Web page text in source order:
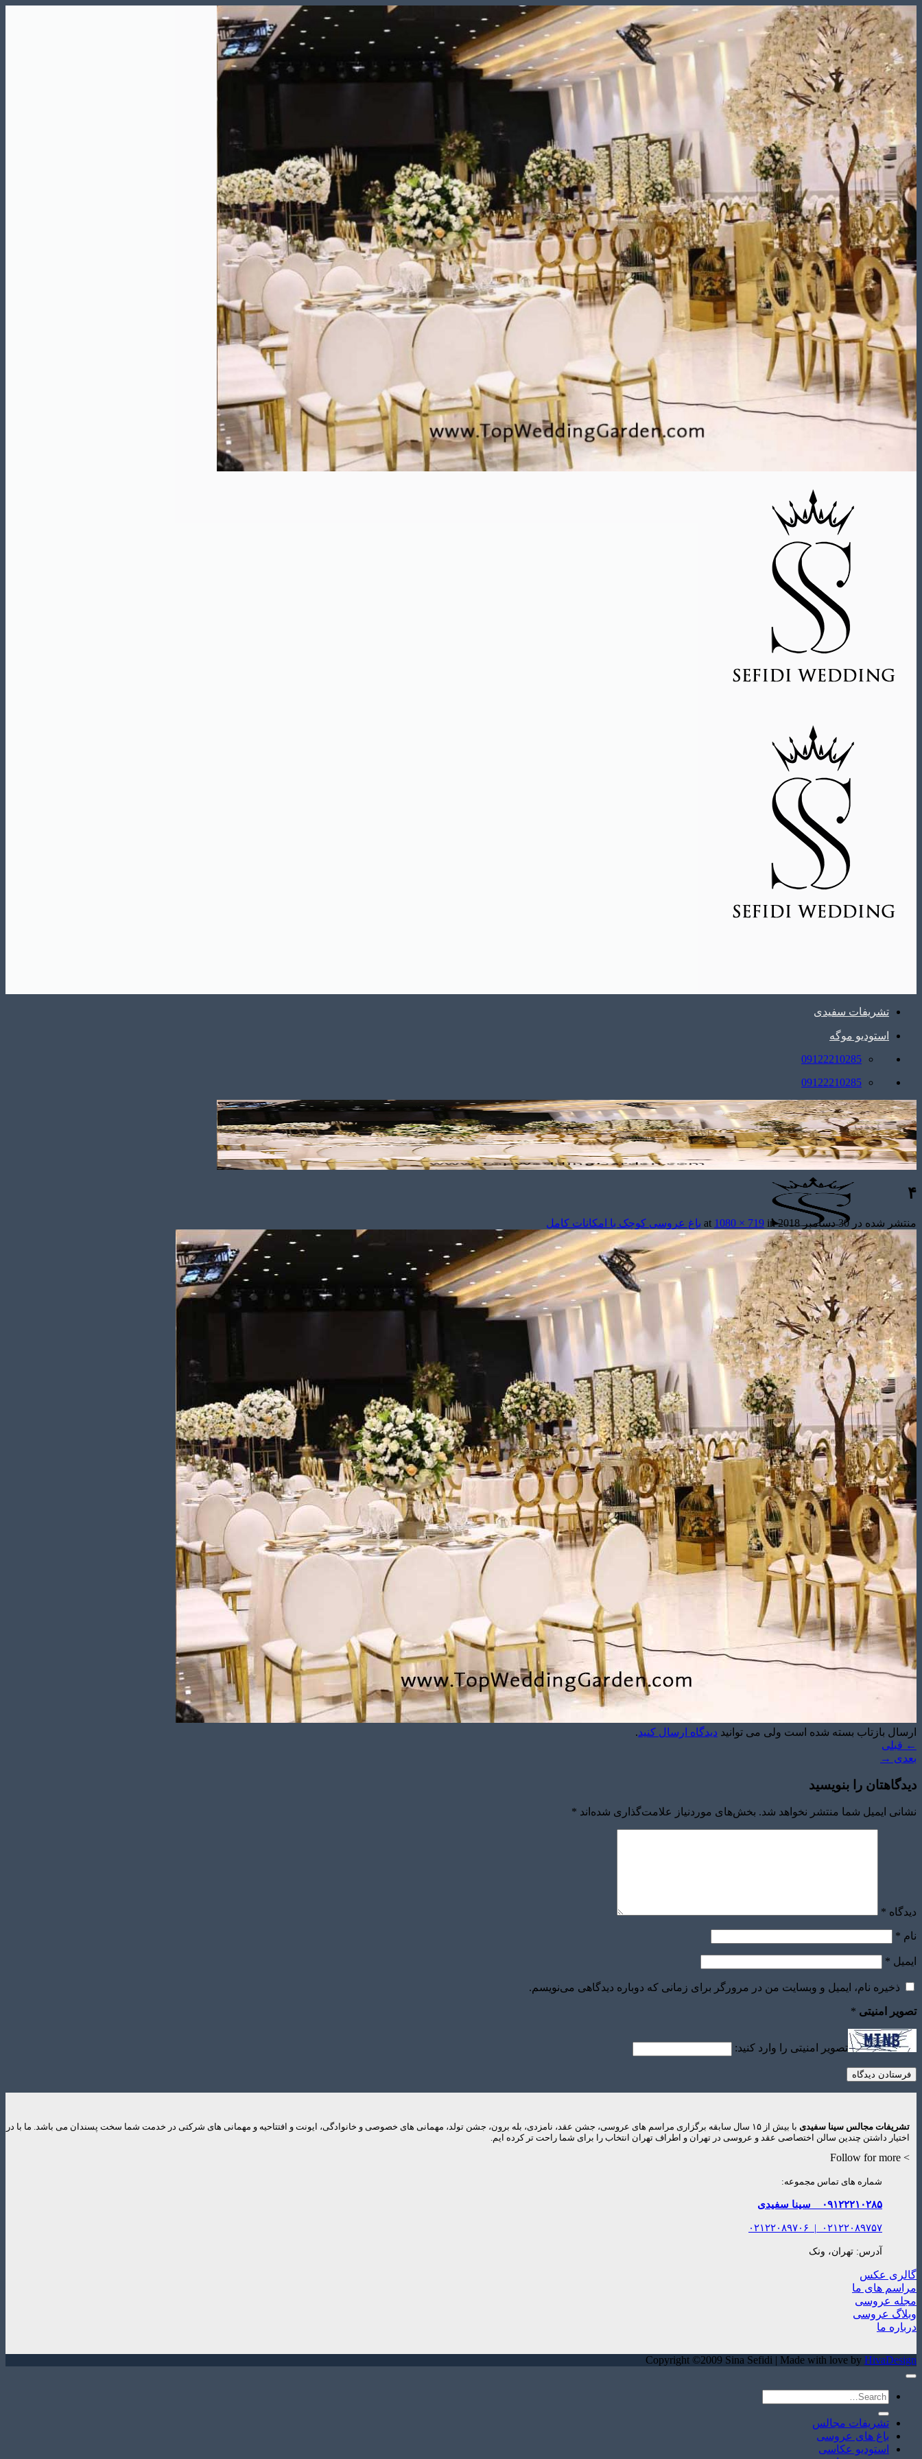
Skip
to
content
تشریفات سفیدی
استودیو موگه
09122210285
09122210285
تشریفات مجالس
باغ های عروسی
استودیو عکاسی
قیمت منوها
برآورد قیمت
برآورد قیمت
۴
منتشر شده در30 دسامبر 2018 at
1080 × 719 in باغ عروسی کوچک با امکانات کامل
ارسال بازتاب بسته شده است ولی می توانید دیدگاه ارسال کنید.
← قبلی
بعدی →
دیدگاهتان را بنویسید
نشانی ایمیل شما منتشر نخواهد شد. بخش‌های موردنیاز علامت‌گذاری شده‌اند *
دیدگاه *
نام *
ایمیل *
ذخیره نام، ایمیل و وبسایت من در مرورگر برای زمانی که دوباره دیدگاهی می‌نویسم.
تصویر امنیتی *
تصویر امنیتی را وارد کنید:
تشریفات مجالس سینا سفیدی
با بیش از ۱۵ سال سابقه برگزاری مراسم های عروسی، جشن عقد، نامزدی، بله برون، جشن تولد، مهمانی های خصوصی و خانوادگی، ایونت و افتتاحیه و مهمانی های شرکتی در خدمت شما سخت پسندان می باشد. ما با در
اختیار داشتن چندین سالن اختصاصی عقد و عروسی در تهران و اطراف تهران انتخاب را برای شما راحت تر کرده ایم.
> Follow for more
شماره های تماس مجموعه:
۰۹۱۲۲۲۱۰۲۸۵ سینا سفیدی
۰۲۱۲۲۰۸۹۷۵۷ | ۰۲۱۲۲۰۸۹۷۰۶
آدرس: تهران، ونک
گالری عکس
مراسم های ما
مجله عروسی
وبلاگ عروسی
درباره ما
Copyright ©2009 Sina Sefidi | Made with love by HivaDesign
تشریفات مجالس
باغ های عروسی
استودیو عکاسی